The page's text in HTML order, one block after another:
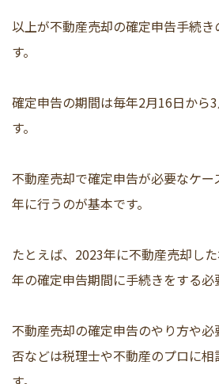
以上が不動産売却の確定申告手続
す。
確定申告の期間は毎年2月16日から
す。
不動産売却で確定申告が必要なケ
年に行うのが基本です。
たとえば、2023年に不動産売却し
年の確定申告期間に手続きをする必
不動産売却の確定申告のやり方や
否などは税理士や不動産のプロに